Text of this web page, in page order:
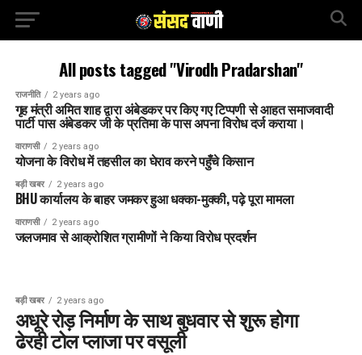
All posts tagged "Virodh Pradarshan"
राजनीति 2 years ago
गृह मंत्री अमित शाह द्वारा अंबेडकर पर किए गए टिप्पणी से आहत समाजवादी
पार्टी पास अंबेडकर जी के प्रतिमा के पास अपना विरोध दर्ज कराया।
वाराणसी 2 years ago
योजना के विरोध में तहसील का घेराव करने पहुँचे किसान
बड़ी खबर 2 years ago
BHU कार्यालय के बाहर जमकर हुआ धक्का-मुक्की, पढ़े पूरा मामला
वाराणसी 2 years ago
जलजमाव से आक्रोशित ग्रामीणों ने किया विरोध प्रदर्शन
बड़ी खबर 2 years ago
अधूरे रोड़ निर्माण के साथ बुधवार से शुरू होगा
ढेरही टोल प्लाजा पर वसूली